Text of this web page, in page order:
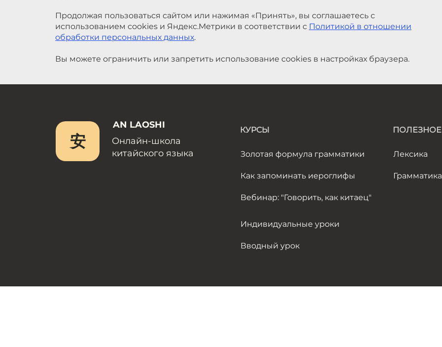
Продолжая пользоваться сайтом или нажимая «Принять», вы соглашаетесь с
использованием cookies и Яндекс.Метрики в соответствии с Политикой в отношении
обработки персональных данных.
Вы можете ограничить или запретить использование cookies в настройках браузера.
安
AN LAOSHI
Онлайн-школа
китайского языка
КУРСЫ
Золотая формула грамматики
Как запоминать иероглифы
Вебинар: "Говорить, как китаец"
Индивидуальные уроки
Вводный урок
ПОЛЕЗНОЕ
Лексика
Грамматика